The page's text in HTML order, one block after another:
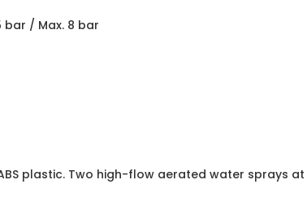
bar / Max. 8 bar
plastic. Two high-flow aerated water sprays